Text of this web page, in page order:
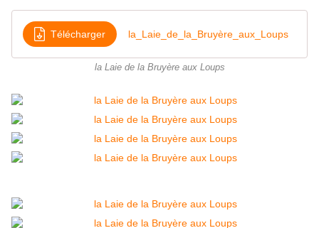
Télécharger la_Laie_de_la_Bruyère_aux_Loups
la Laie de la Bruyère aux Loups